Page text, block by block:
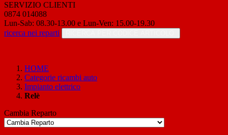
SERVIZIO CLIENTI
0874 014088
Lun-Sab: 08.30-13.00 e Lun-Ven: 15.00-19.30
ricerca nei reparti
HOME
Categorie ricambi auto
Impianto elettrico
Relè
Cambia Reparto